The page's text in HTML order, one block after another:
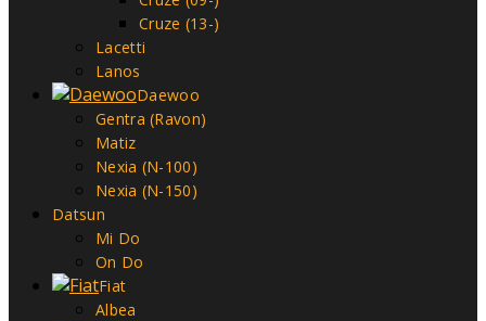
Cruze (13-)
Lacetti
Lanos
Daewoo
Gentra (Ravon)
Matiz
Nexia (N-100)
Nexia (N-150)
Datsun
Mi Do
On Do
Fiat
Albea